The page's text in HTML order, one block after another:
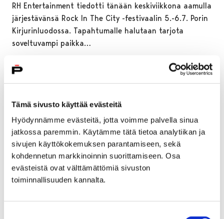
Tämä sivusto käyttää evästeitä
Hyödynnämme evästeitä, jotta voimme palvella sinua
jatkossa paremmin. Käytämme tätä tietoa analytiikan ja
sivujen käyttökokemuksen parantamiseen, sekä
kohdennetun markkinoinnin suorittamiseen. Osa
evästeistä ovat välttämättömiä sivuston
toiminnallisuuden kannalta.
RH Entertainment tiedotti tänään keskiviikkona aamulla
järjestävänsä Rock In The City -festivaalin 5.-6.7. Porin
Kirjurinluodossa. Tapahtumalle halutaan tarjota
soveltuvampi paikka…